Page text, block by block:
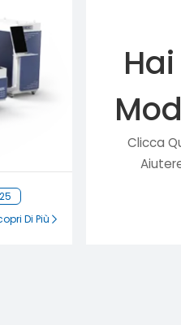
Di Più
Clicca